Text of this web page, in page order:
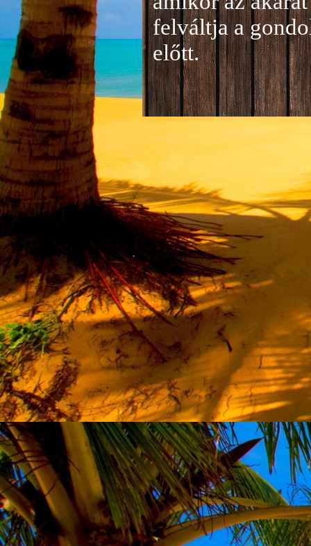
felváltja a
előtt.
Jelentkezés a
A
folyamatosan
benyújtása a
történik mind
személyesen.
személyesen a
címen tudjátok
Kérelmeteket
amennyiben
ovi bejárata a
nyíló
Szeretettel